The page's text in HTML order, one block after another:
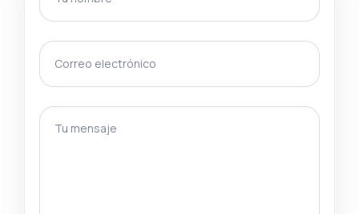
Correo electrónico